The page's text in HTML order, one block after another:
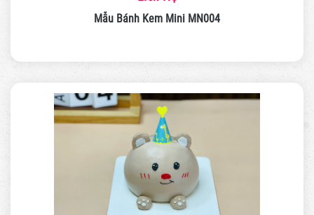
Mẫu Bánh Kem Mini MN004